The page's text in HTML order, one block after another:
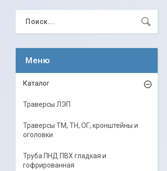
Каталог
Траверсы ЛЭП
Траверсы ТМ, ТН, ОГ, кронштейны и
оголовки
Труба ПНД ПВХ гладкая и
гофрированная